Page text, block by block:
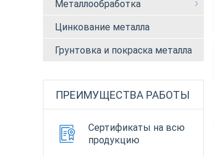
Металлообработка
Цинкование металла
Грунтовка и покраска металла
ПРЕИМУЩЕСТВА РАБОТЫ
Сертификаты на всю
продукцию